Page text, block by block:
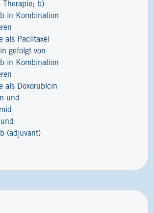
Therapie; b)
in Kombination
als Paclitaxel
gefolgt von
in Kombination
als Doxorubicin
und
(adjuvant)